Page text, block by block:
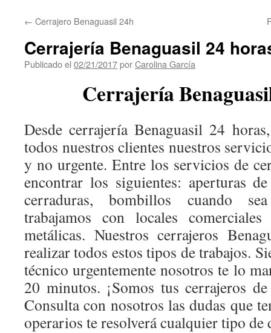
← Cerrajero Benaguasil 24h
Cerrajería Benaguasil 24
Publicado el 02/21/2017porCarolina García
Cerrajería
Desde cerrajería Benaguasil 24
todos nuestros clientes nuestros
y no urgente. Entre los servicios de
encontrar los siguientes: aperturas
cerraduras, bombillos cuando
trabajamos con locales
metálicas. Nuestros cerrajeros
realizar todos estos tipos de trabajos.
técnico urgentemente nosotros te lo
20 minutos. ¡Somos tus cerrajeros
Consulta con nosotros las dudas que
operarios te resolverá cualquier tipo de